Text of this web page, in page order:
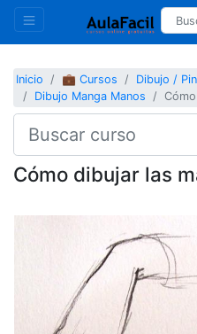
Inicio 💼 Cursos Dibujo /
Dibujo Manga Manos
Cómo dibujar las